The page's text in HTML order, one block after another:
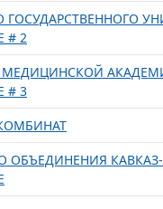
ГОСУДАРСТВЕННОГО
# 2
МЕДИЦИНСКОЙ
# 3
ОБЪЕДИНЕНИЯ